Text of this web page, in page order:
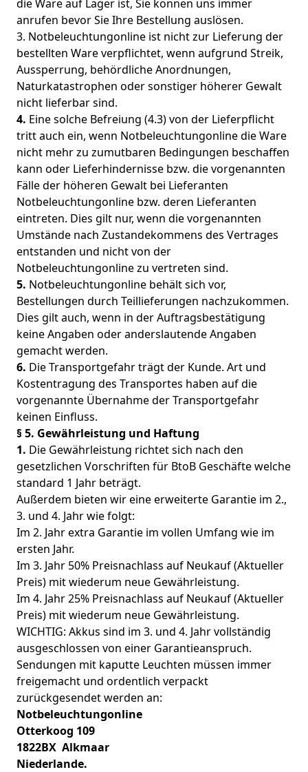
die Ware auf Lager ist, Sie können uns immer
anrufen bevor Sie Ihre Bestellung auslösen.
3. Notbeleuchtungonline ist nicht zur Lieferung der
bestellten Ware verpflichtet, wenn aufgrund Streik,
Aussperrung, behördliche Anordnungen,
Naturkatastrophen oder sonstiger höherer Gewalt
nicht lieferbar sind.
4. Eine solche Befreiung (4.3) von der Lieferpflicht
tritt auch ein, wenn Notbeleuchtungonline die Ware
nicht mehr zu zumutbaren Bedingungen beschaffen
kann oder Lieferhindernisse bzw. die vorgenannten
Fälle der höheren Gewalt bei Lieferanten
Notbeleuchtungonline bzw. deren Lieferanten
eintreten. Dies gilt nur, wenn die vorgenannten
Umstände nach Zustandekommens des Vertrages
entstanden und nicht von der
Notbeleuchtungonline zu vertreten sind.
5. Notbeleuchtungonline behält sich vor,
Bestellungen durch Teillieferungen nachzukommen.
Dies gilt auch, wenn in der Auftragsbestätigung
keine Angaben oder anderslautende Angaben
gemacht werden.
6. Die Transportgefahr trägt der Kunde. Art und
Kostentragung des Transportes haben auf die
vorgenannte Übernahme der Transportgefahr
keinen Einfluss.
§ 5. Gewährleistung und Haftung
1. Die Gewährleistung richtet sich nach den
gesetzlichen Vorschriften für BtoB Geschäfte welche
standard 1 Jahr beträgt.
Außerdem bieten wir eine erweiterte Garantie im 2.,
3. und 4. Jahr wie folgt:
Im 2. Jahr extra Garantie im vollen Umfang wie im
ersten Jahr.
Im 3. Jahr 50% Preisnachlass auf Neukauf (Aktueller
Preis) mit wiederum neue Gewährleistung.
Im 4. Jahr 25% Preisnachlass auf Neukauf (Aktueller
Preis) mit wiederum neue Gewährleistung.
WICHTIG: Akkus sind im 3. und 4. Jahr vollständig
ausgeschlossen von einer Garantieanspruch.
Sendungen mit kaputte Leuchten müssen immer
freigemacht und ordentlich verpackt
zurückgesendet werden an:
Notbeleuchtungonline
Otterkoog 109
1822BX Alkmaar
Niederlande.